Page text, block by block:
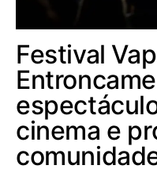
Festival
cinema e